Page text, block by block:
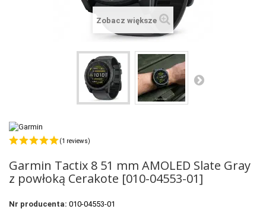
VICTORINOX ZEGARKI
OBAKU DENMARK ZEGARKI
POLECANE PRODUKTY
PROMOCJE
+
WYPRZEDAŻ
Zobacz większe
(1 reviews)
Garmin Tactix 8 51 mm AMOLED Slate Gray
z powłoką Cerakote [010-04553-01]
Nr producenta: 010-04553-01